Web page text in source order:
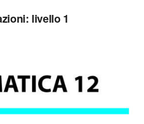
livello 1